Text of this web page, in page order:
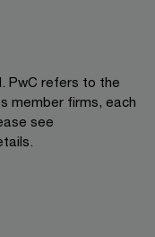
PwC refers to the
member firms, each
see